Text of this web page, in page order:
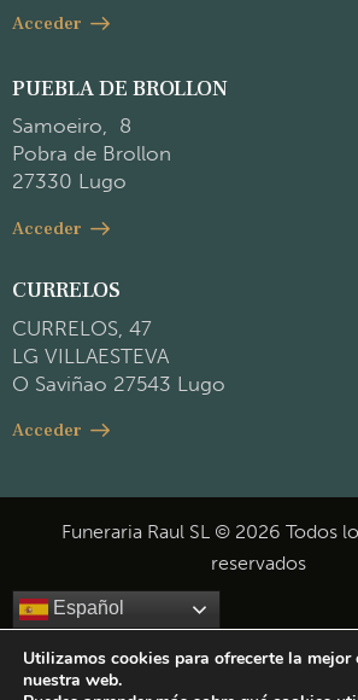
Acceder
PUEBLA DE BROLLON
Samoeiro, 8
Pobra de Brollon
27330 Lugo
Acceder
CURRELOS
CURRELOS, 47
LG VILLAESTEVA
O Saviñao 27543 Lugo
Acceder
Funeraria Raul SL © 2026 Todos
reservados
Español
Utilizamos cookies para ofrecerte la mejor
nuestra web.